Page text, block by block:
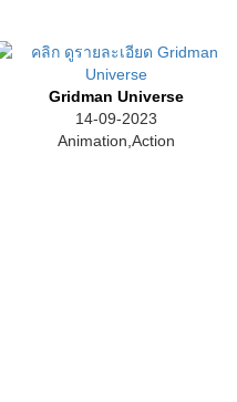
Gridman Universe
14-09-2023
Animation,Action